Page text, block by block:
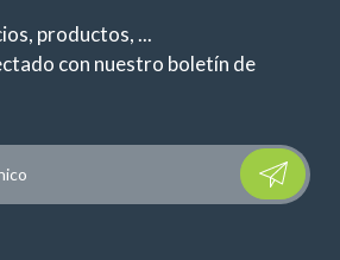
productos, ...
con nuestro boletín de
Please